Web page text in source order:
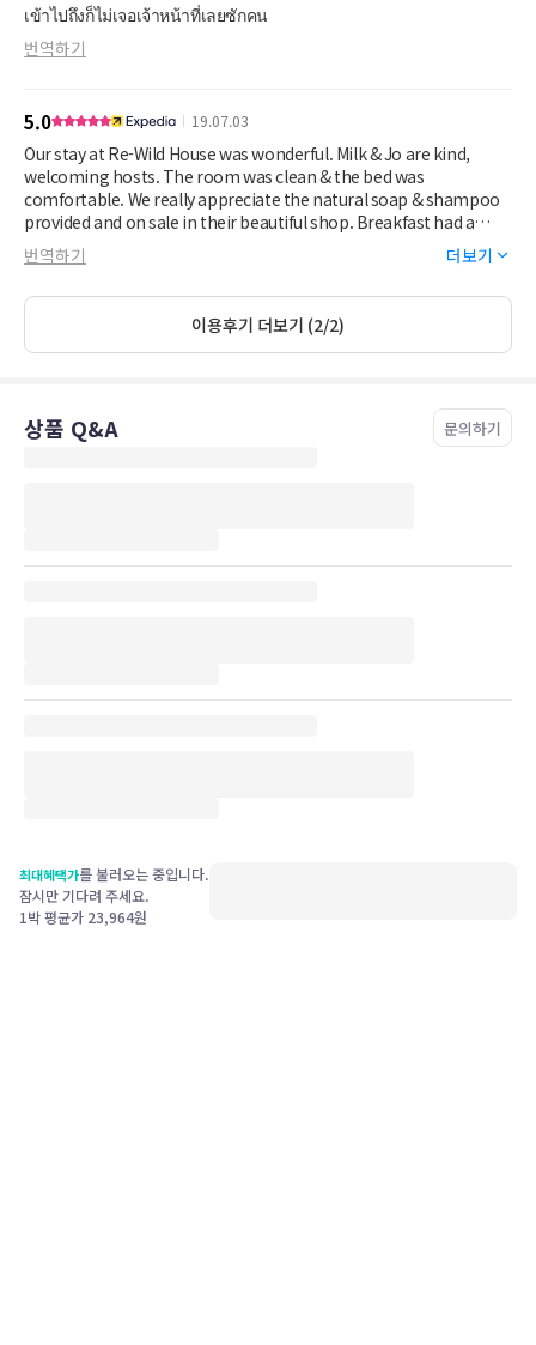
เข้าไปถึงก็ไม่เจอเจ้าหน้าที่เลยซักคน
번역하기
5.0 19.07.03
Our stay at Re-Wild House was wonderful. Milk & Jo are kind,
welcoming hosts. The room was clean & the bed was
comfortable. We really appreciate the natural soap & shampoo
provided and on sale in their beautiful shop. Breakfast had a
wide array of fruit, toast, coffee, tea. The natural beauty of their
place makes you feel relaxed and happy. We really appreciate
that they are pet friendly and allowed us to bring our dog with us.
번역하기 더보기
이용후기 더보기 (2/2)
상품 Q&A 문의하기
최대혜택가를 불러오는 중입니다.
잠시만 기다려 주세요.
1박 평균가 23,964원